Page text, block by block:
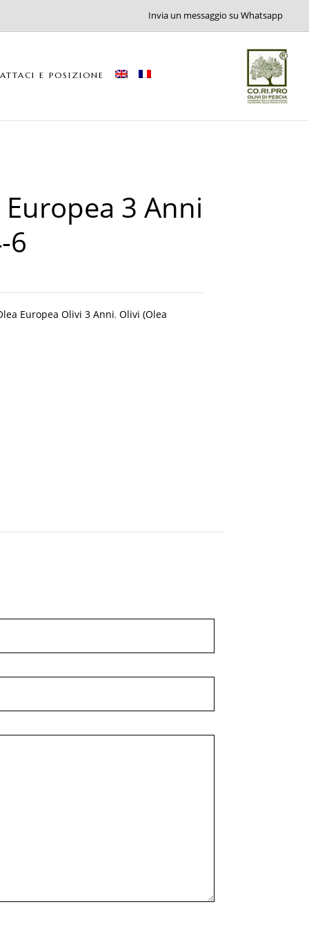
Invia un messaggio su Whatsapp
E POSIZIONE
3 Anni
6
Europea Olivi 3 Anni,Olivi (Olea